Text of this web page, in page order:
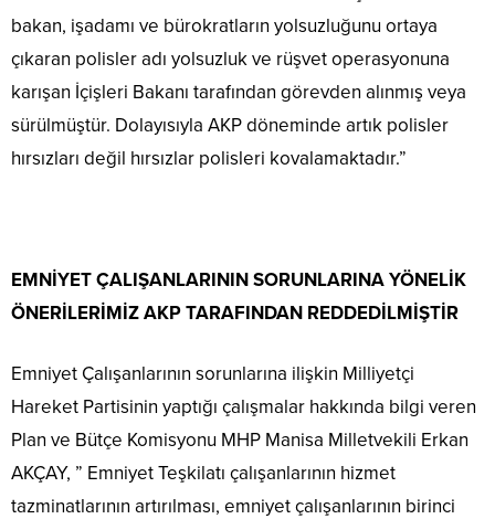
bakan, işadamı ve bürokratların yolsuzluğunu ortaya
çıkaran polisler adı yolsuzluk ve rüşvet operasyonuna
karışan İçişleri Bakanı tarafından görevden alınmış veya
sürülmüştür. Dolayısıyla AKP döneminde artık polisler
hırsızları değil hırsızlar polisleri kovalamaktadır.”
EMNİYET ÇALIŞANLARININ SORUNLARINA YÖNELİK
ÖNERİLERİMİZ AKP TARAFINDAN REDDEDİLMİŞTİR
Emniyet Çalışanlarının sorunlarına ilişkin Milliyetçi
Hareket Partisinin yaptığı çalışmalar hakkında bilgi veren
Plan ve Bütçe Komisyonu MHP Manisa Milletvekili Erkan
AKÇAY, ” Emniyet Teşkilatı çalışanlarının hizmet
tazminatlarının artırılması, emniyet çalışanlarının birinci